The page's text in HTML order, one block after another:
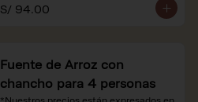
*Nuestros precios están expresados en
S/ 94.00
Fuente de Arroz con
chancho para 4 personas